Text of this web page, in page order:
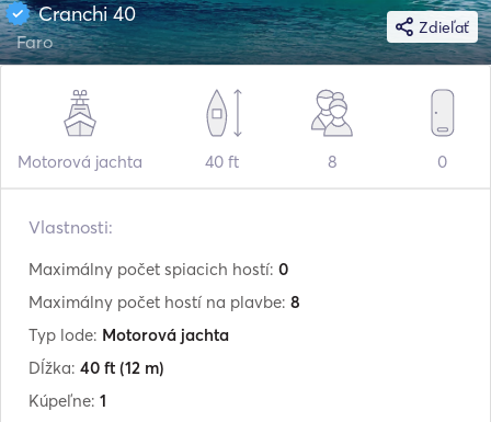
Zdieľať
Cranchi 40
Faro
Motorová jachta 40 ft 8 0
Vlastnosti:
Maximálny počet spiacich hostí: 0
Maximálny počet hostí na plavbe: 8
Typ lode: Motorová jachta
Dĺžka: 40 ft (12 m)
Kúpeľne: 1